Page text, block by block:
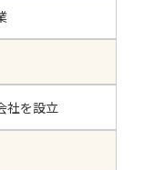
社を設立